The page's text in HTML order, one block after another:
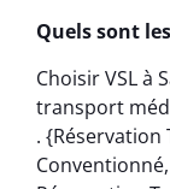
Quels sont
Choisir VSL à
transport
. {Réservation